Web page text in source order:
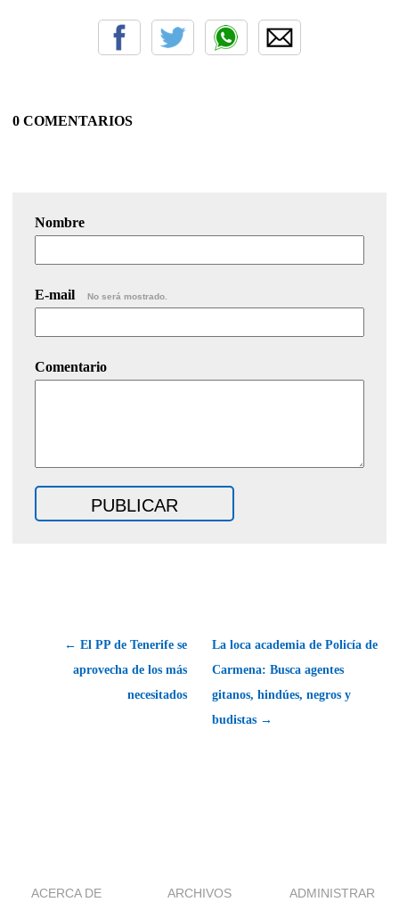
0 COMENTARIOS
Nombre
E-mail No será mostrado.
Comentario
← El PP de Tenerife se
aprovecha de los más
necesitados
La loca academia de Policía de
Carmena: Busca agentes
gitanos, hindúes, negros y
budistas →
ACERCA DE ARCHIVOS ADMINISTRAR